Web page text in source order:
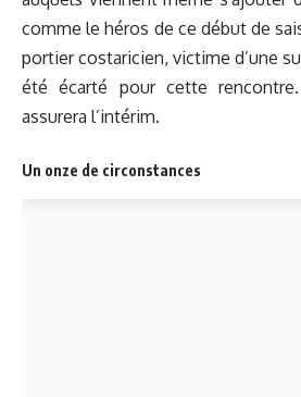
comme le héros de ce début de
portier costaricien, victime d’une
été écarté pour cette
assurera l’intérim.
Un onze de circonstances